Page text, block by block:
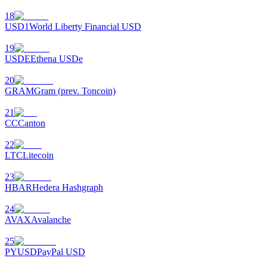
Auto Invest
Meer informatie over het verdienen van passief inkomen
Bitrue
18
USD1World Liberty Financial USD
19
USDEEthena USDe
20
GRAMGram (prev. Toncoin)
21
CCCanton
22
LTCLitecoin
23
HBARHedera Hashgraph
24
AVAXAvalanche
25
PYUSDPayPal USD